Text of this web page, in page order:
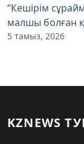
“Кешірім
малшы болған
5 тамыз, 2026
KZNEWS